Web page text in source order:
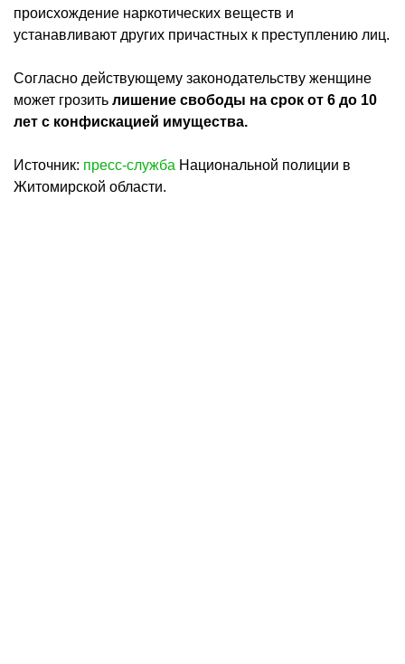
происхождение наркотических веществ и
устанавливают других причастных к преступлению лиц.
Согласно действующему законодательству женщине
может грозить лишение свободы на срок от 6 до 10
лет с конфискацией имущества.
Источник: пресс-служба Национальной полиции в
Житомирской области.